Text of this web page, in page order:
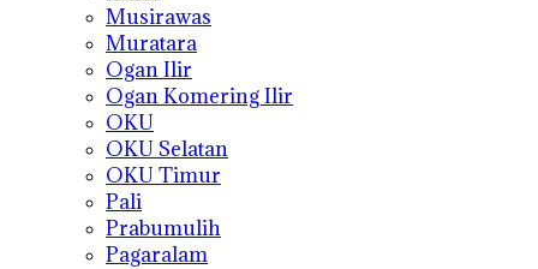
Musirawas
Muratara
Ogan Ilir
Ogan Komering Ilir
OKU
OKU Selatan
OKU Timur
Pali
Prabumulih
Pagaralam